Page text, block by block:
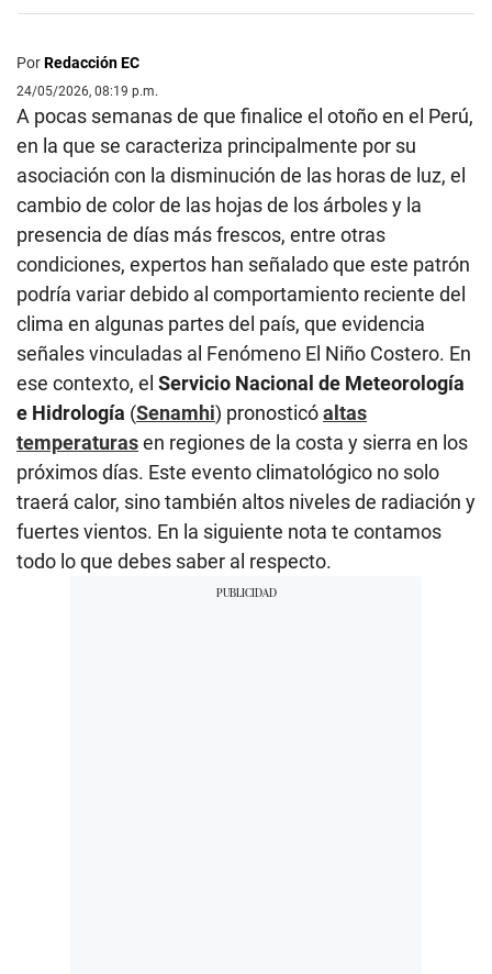
PorRedacción EC
24/05/2026, 08:19 p.m.
A pocas semanas de que finalice el otoño en el Perú,
en la que se caracteriza principalmente por su
asociación con la disminución de las horas de luz, el
cambio de color de las hojas de los árboles y la
presencia de días más frescos, entre otras
condiciones, expertos han señalado que este patrón
podría variar debido al comportamiento reciente del
clima en algunas partes del país, que evidencia
señales vinculadas al Fenómeno El Niño Costero. En
ese contexto, el Servicio Nacional de Meteorología
e Hidrología (Senamhi) pronosticóaltas
temperaturasen regiones de la costa y sierra en los
próximos días. Este evento climatológico no solo
traerá calor, sino también altos niveles de radiación y
fuertes vientos. En la siguiente nota te contamos
todo lo que debes saber al respecto.